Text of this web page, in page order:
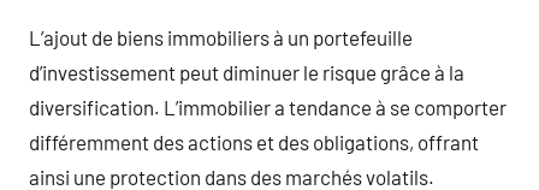
L’ajout de biens immobiliers à un portefeuille
d’investissement peut diminuer le risque grâce à la
diversification. L’immobilier a tendance à se comporter
différemment des actions et des obligations, offrant
ainsi une protection dans des marchés volatils.